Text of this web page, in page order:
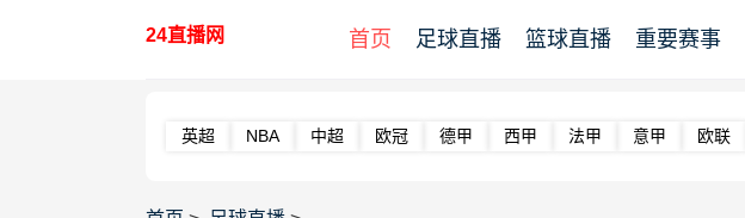
24直播网 首页 足球直播 篮球直播 重要赛事
英超 NBA 中超 欧冠 德甲 西甲 法甲 意甲 欧联